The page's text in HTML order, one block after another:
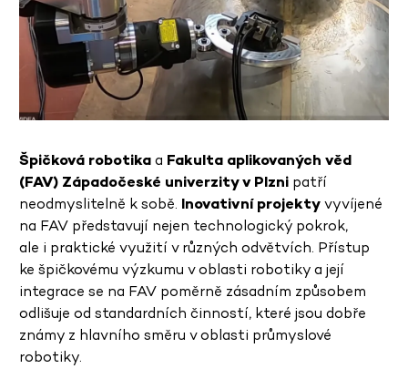
Špičková robotikaa Fakulta aplikovaných věd
(FAV) Západočeské univerzity v Plzni patří
neodmyslitelně k sobě. Inovativní projektyvyvíjené
na FAV představují nejen technologický pokrok,
ale i praktické využití v různých odvětvích. Přístup
ke špičkovému výzkumu v oblasti robotiky a její
integrace se na FAV poměrně zásadním způsobem
odlišuje od standardních činností, které jsou dobře
známy z hlavního směru v oblasti průmyslové
robotiky.